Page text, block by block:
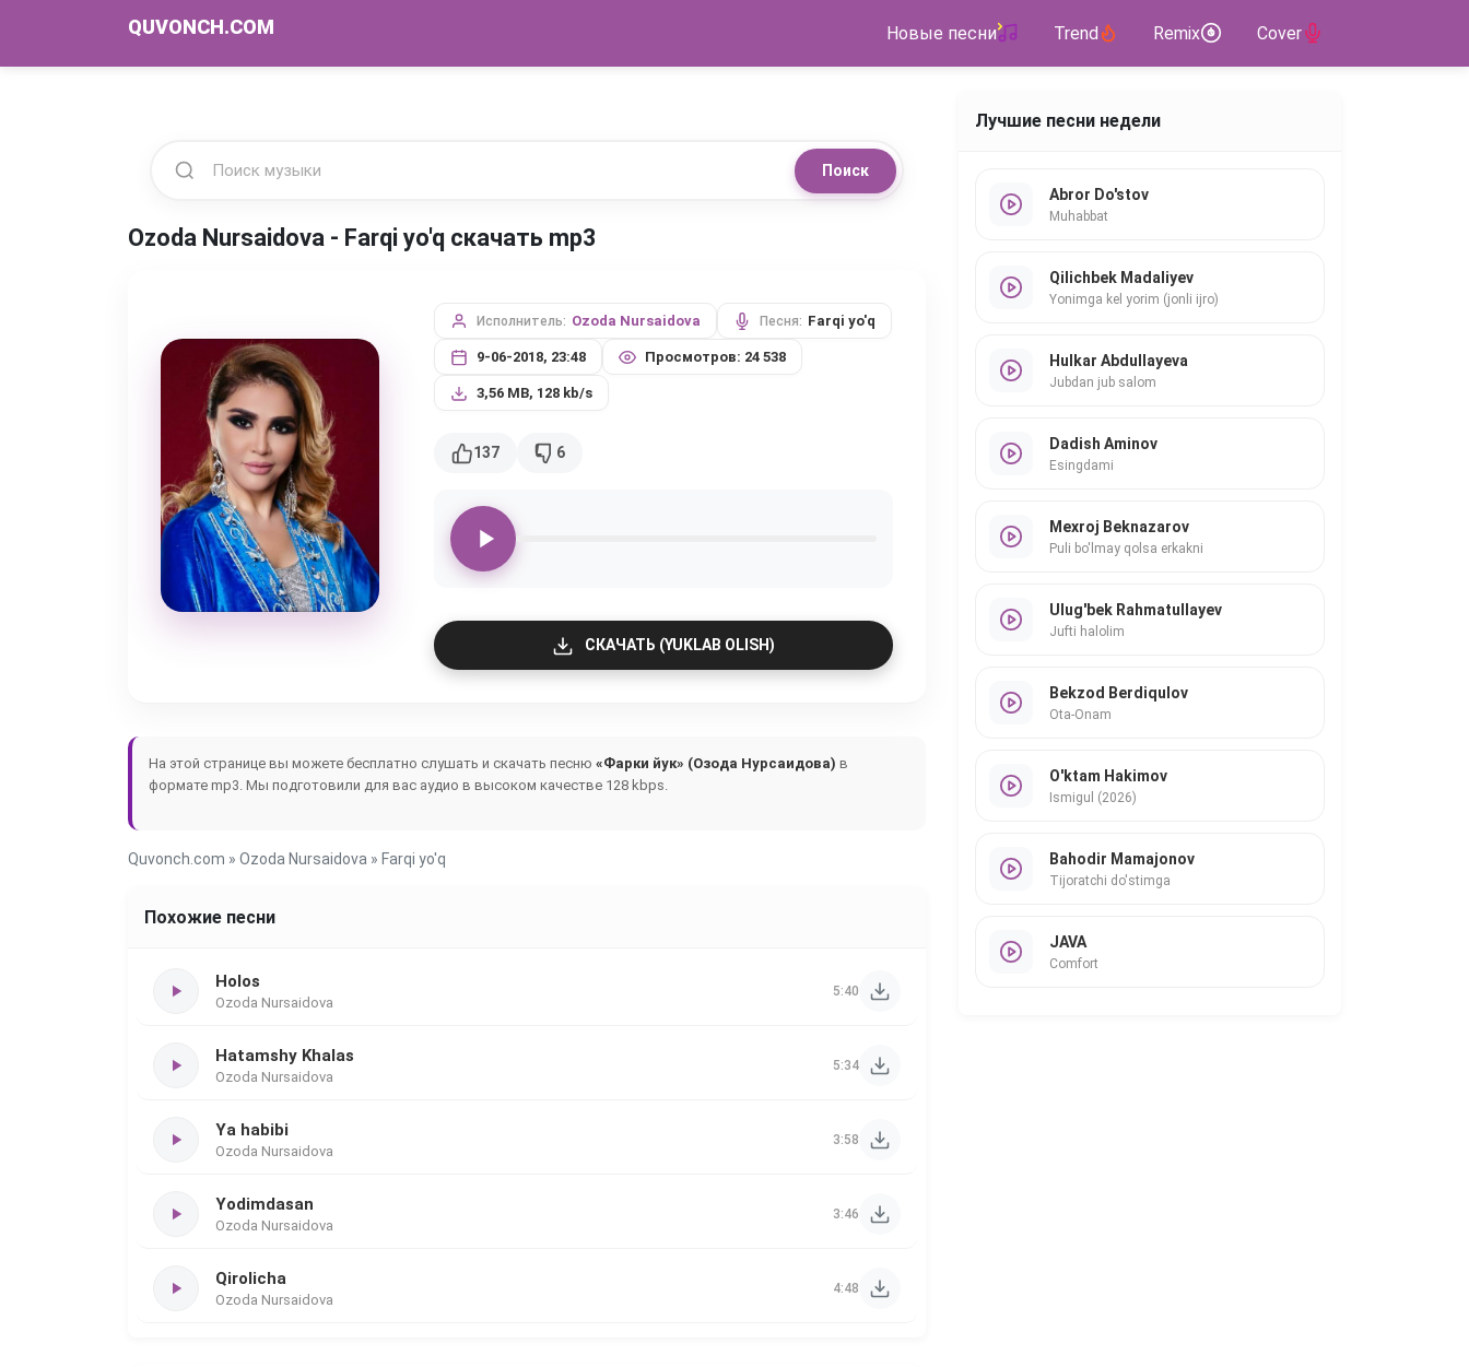
QUVONCH.COM Новые песни Trend Remix Cover
Поиск
Ozoda Nursaidova - Farqi yo'q скачать mp3
Исполнитель: Ozoda Nursaidova Песня: Farqi yo'q
9-06-2018, 23:48 Просмотров: 24 538
3,56 MB, 128 kb/s
137 6
СКАЧАТЬ (YUKLAB OLISH)
На этой странице вы можете бесплатно слушать и скачать песню «Фарки йук» (Озода Нурсаидова) в
формате mp3. Мы подготовили для вас аудио в высоком качестве 128 kbps.
Quvonch.com » Ozoda Nursaidova » Farqi yo'q
Похожие песни
Holos
Ozoda Nursaidova
5:40
Hatamshy Khalas
Ozoda Nursaidova
5:34
Ya habibi
Ozoda Nursaidova
3:58
Yodimdasan
Ozoda Nursaidova
3:46
Qirolicha
Ozoda Nursaidova
4:48
Лучшие песни недели
Abror Do'stov
Muhabbat
Qilichbek Madaliyev
Yonimga kel yorim (jonli ijro)
Hulkar Abdullayeva
Jubdan jub salom
Dadish Aminov
Esingdami
Mexroj Beknazarov
Puli bo'lmay qolsa erkakni
Ulug'bek Rahmatullayev
Jufti halolim
Bekzod Berdiqulov
Ota-Onam
O'ktam Hakimov
Ismigul (2026)
Bahodir Mamajonov
Tijoratchi do'stimga
JAVA
Comfort